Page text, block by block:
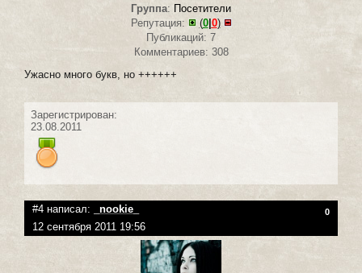
Группа: Посетители
Репутация:
(0|0)
Публикаций: 7
Комментариев: 308
Ужасно много букв, но ++++++
Зарегистрирован:
23.08.2011
#4 написал: _nookie_ 0
12 сентября 2011 19:56